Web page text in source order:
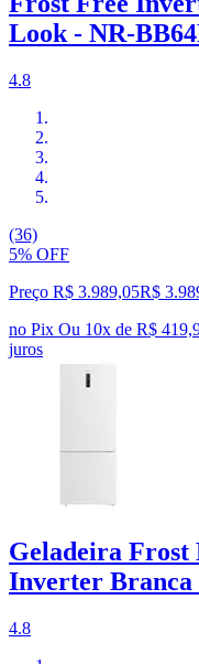
Look - NR-
4.8
(36)
5% OFF
Preço R$ 3.989,05R$
no Pix Ou 10x de R$
juros
Geladeira Frost
Inverter Branca
4.8